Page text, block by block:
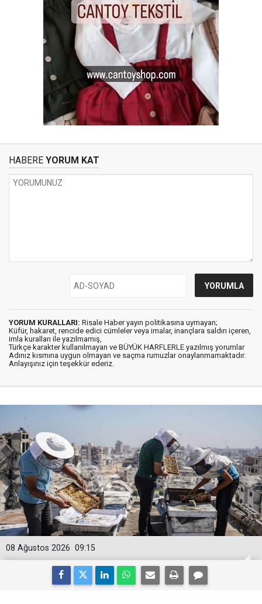
HABERE YORUM KAT
YORUM KURALLARI: Risale Haber yayın politikasına uymayan;
Küfür, hakaret, rencide edici cümleler veya imalar, inançlara saldırı içeren,
imla kuralları ile yazılmamış,
Türkçe karakter kullanılmayan ve BÜYÜK HARFLERLE yazılmış yorumlar
Adınız kısmına uygun olmayan ve saçma rumuzlar onaylanmamaktadır.
Anlayışınız için teşekkür ederiz.
09:15
08 Ağustos 2026